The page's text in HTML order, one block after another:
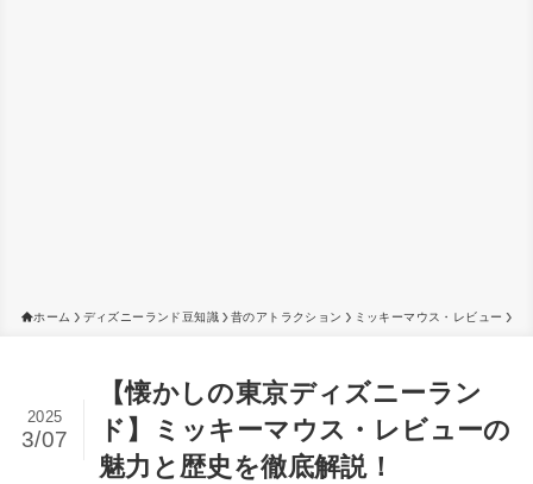
ホーム ディズニーランド豆知識 昔のアトラクション ミッキーマウス・レビュー
【懐かしの東京ディズニーラン
ド】ミッキーマウス・レビューの
魅力と歴史を徹底解説！
2025
3/07